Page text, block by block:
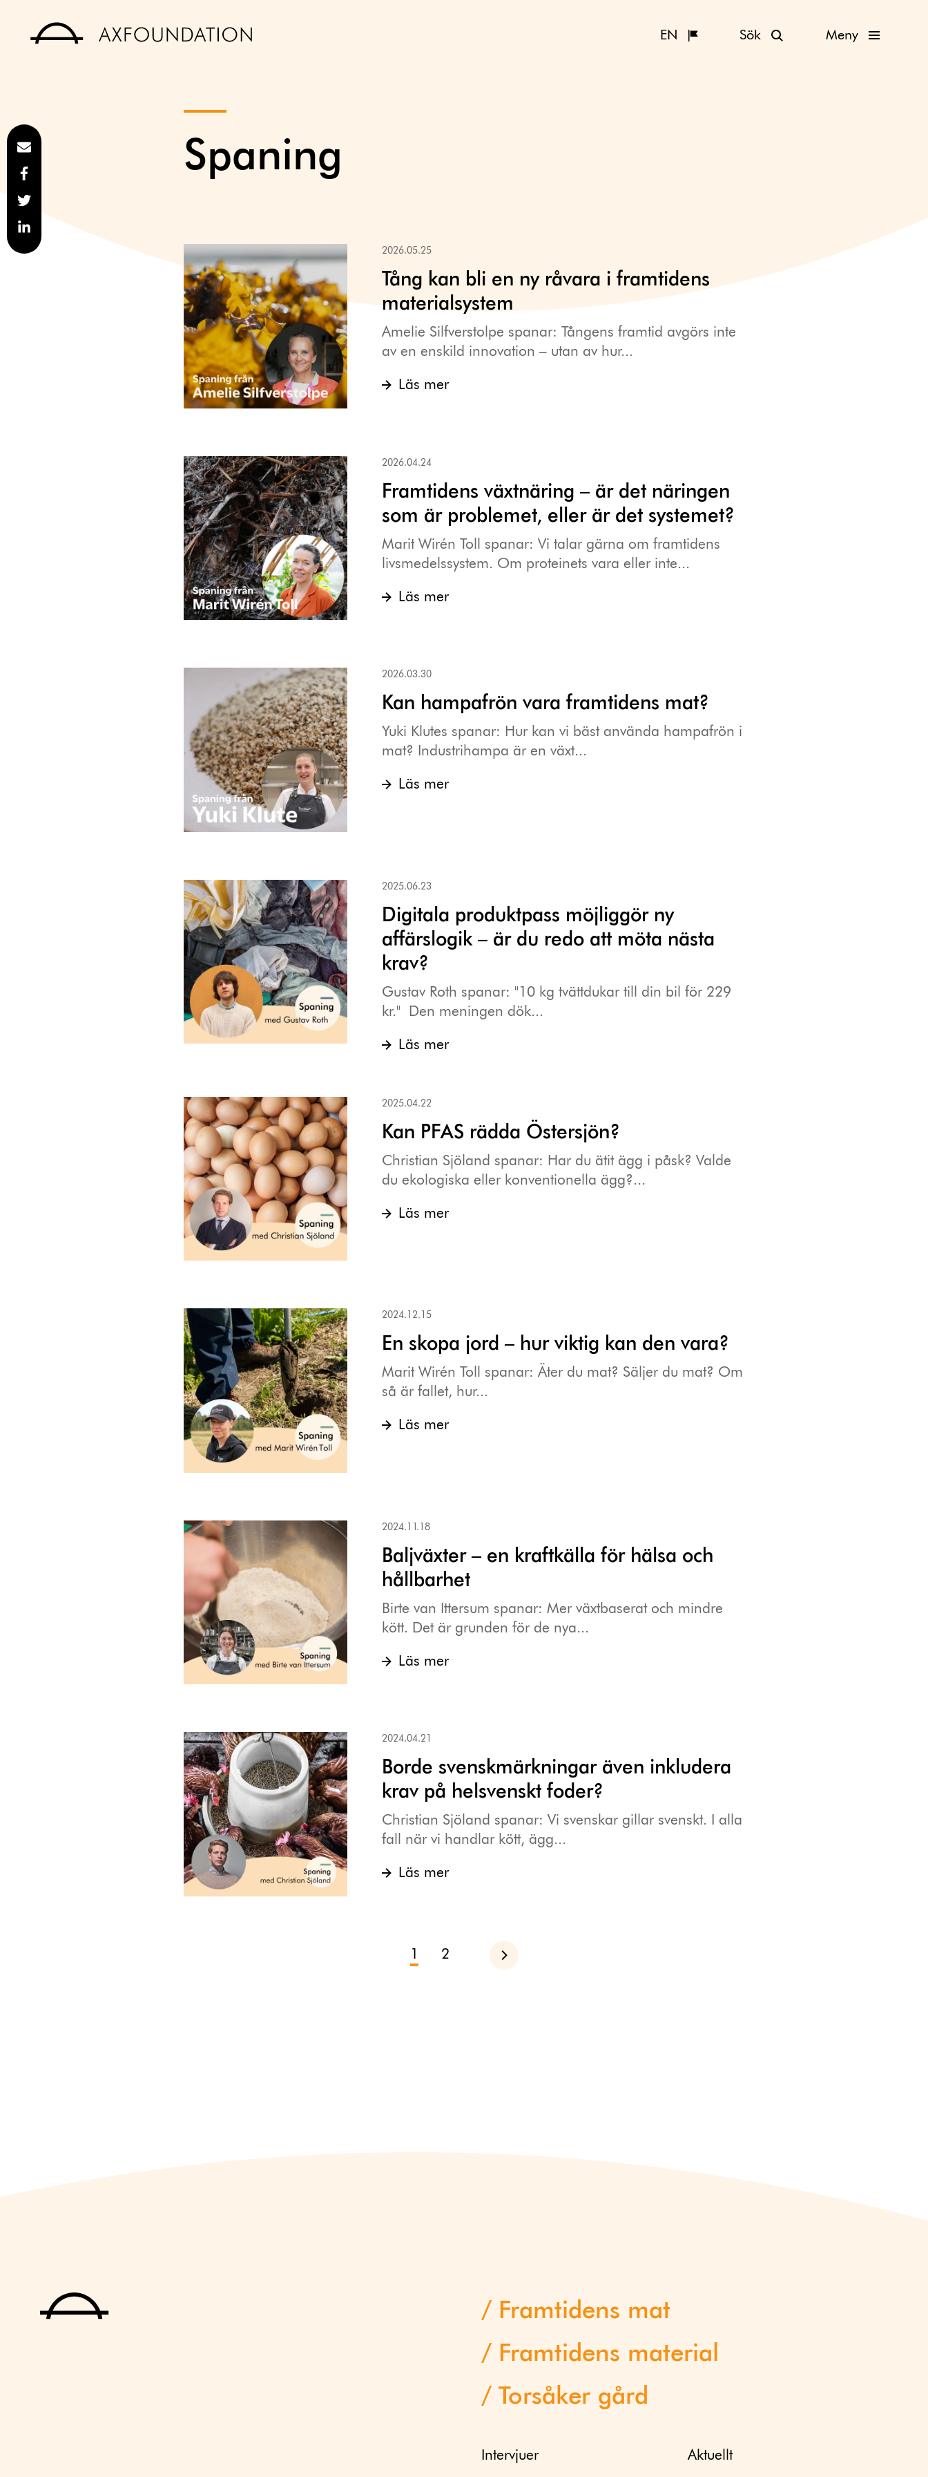
EN Sök Meny
Spaning
2026.05.25
Tång kan bli en ny råvara i framtidens
materialsystem
Amelie Silfverstolpe spanar: Tångens framtid avgörs inte
av en enskild innovation – utan av hur...
Läs mer
2026.04.24
Framtidens växtnäring – är det näringen
som är problemet, eller är det systemet?
Marit Wirén Toll spanar: Vi talar gärna om framtidens
livsmedelssystem. Om proteinets vara eller inte...
Läs mer
2026.03.30
Kan hampafrön vara framtidens mat?
Yuki Klutes spanar: Hur kan vi bäst använda hampafrön i
mat? Industrihampa är en växt...
Läs mer
2025.06.23
Digitala produktpass möjliggör ny
affärslogik – är du redo att möta nästa
krav?
Gustav Roth spanar: "10 kg tvättdukar till din bil för 229
kr." Den meningen dök...
Läs mer
2025.04.22
Kan PFAS rädda Östersjön?
Christian Sjöland spanar: Har du ätit ägg i påsk? Valde
du ekologiska eller konventionella ägg?...
Läs mer
2024.12.15
En skopa jord – hur viktig kan den vara?
Marit Wirén Toll spanar: Äter du mat? Säljer du mat? Om
så är fallet, hur...
Läs mer
2024.11.18
Baljväxter – en kraftkälla för hälsa och
hållbarhet
Birte van Ittersum spanar: Mer växtbaserat och mindre
kött. Det är grunden för de nya...
Läs mer
2024.04.21
Borde svenskmärkningar även inkludera
krav på helsvenskt foder?
Christian Sjöland spanar: Vi svenskar gillar svenskt. I alla
fall när vi handlar kött, ägg...
Läs mer
1 2 Nästa
Framtidens mat
Framtidens material
Torsåker gård
Intervjuer Aktuellt